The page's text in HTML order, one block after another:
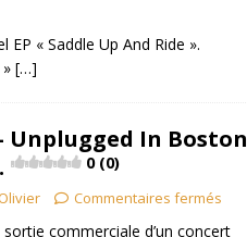
EP « Saddle Up And Ride ».
[…]
Unplugged In Boston
0 (0)
Commentaires fermés
commerciale d’un concert